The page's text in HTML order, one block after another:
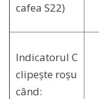
cafea S22)
Indicatorul C
clipește roșu
când: